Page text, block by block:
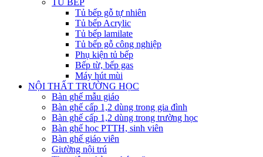
TỦ BẾP
Tủ bếp gỗ tự nhiên
Tủ bếp Acrylic
Tủ bếp lamilate
Tủ bếp gỗ công nghiệp
Phụ kiện tủ bếp
Bếp từ, bếp gas
Máy hút mùi
NỘI THẤT TRƯỜNG HỌC
Bàn ghế mẫu giáo
Bàn ghế cấp 1,2 dùng trong gia đình
Bàn ghế cấp 1,2 dùng trong trường học
Bàn ghế học PTTH, sinh viên
Bàn ghế giáo viên
Giường nội trú